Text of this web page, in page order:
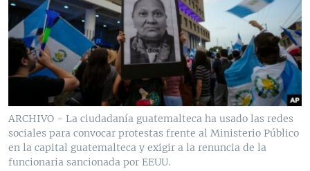
VENEZUELA
BRASIL
NICARAGUA
ECONOMÍA
ENTRETENIMIENTO Y CULTURA
TECNOLOGÍA
DEPORTES
MULTIMEDIA
VIDEOS
FOTOGRAFÍA
PROGRAMAS TV
EL MUNDO AL DÍA
FORO INTERAMERICANO
LAS CLAVES
PANORAMA
RADIO
AVANCE INFORMATIVO
BUENOS DÍAS AMÉRICA
ESTADOS UNIDOS AL DÍA
Learning English
ARCHIVO - La ciudadanía guatemalteca ha usado las redes
sociales para convocar protestas frente al Ministerio Público
en la capital guatemalteca y exigir a la renuncia de la
funcionaria sancionada por EEUU.